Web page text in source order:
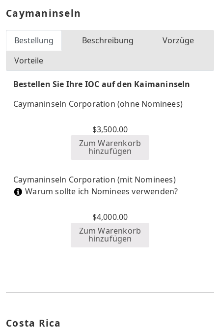
Caymaninseln
Bestellung Beschreibung
Vorzüge
Vorteile
Bestellen Sie Ihre IOC auf den Kaimaninseln
Caymaninseln Corporation (ohne Nominees)
$3,500.00
Zum Warenkorb
hinzufügen
Caymaninseln Corporation (mit Nominees)
Warum sollte ich Nominees verwenden?
$4,000.00
Zum Warenkorb
hinzufügen
Costa Rica